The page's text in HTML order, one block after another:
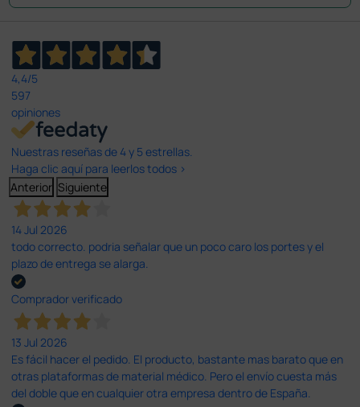
4,4/5
597
opiniones
Nuestras reseñas de 4 y 5 estrellas.
Haga clic aquí para leerlos todos >
Anterior Siguiente
14 Jul 2026
todo correcto. podria señalar que un poco caro los portes y el
plazo de entrega se alarga.
Comprador verificado
13 Jul 2026
Es fácil hacer el pedido. El producto, bastante mas barato que en
otras plataformas de material médico. Pero el envío cuesta más
del doble que en cualquier otra empresa dentro de España.